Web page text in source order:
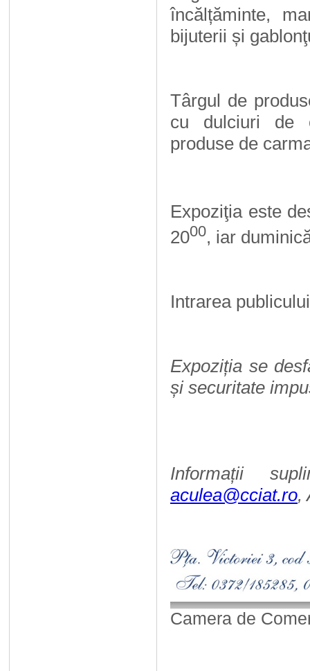
încălțăminte,
bijuterii și
Târgul de
cu dulciuri de
produse de
Expoziţia este
2000, iar
Intrarea
Expoziția se
și securitate
Informații
aculea@cciat.ro,
Camera de